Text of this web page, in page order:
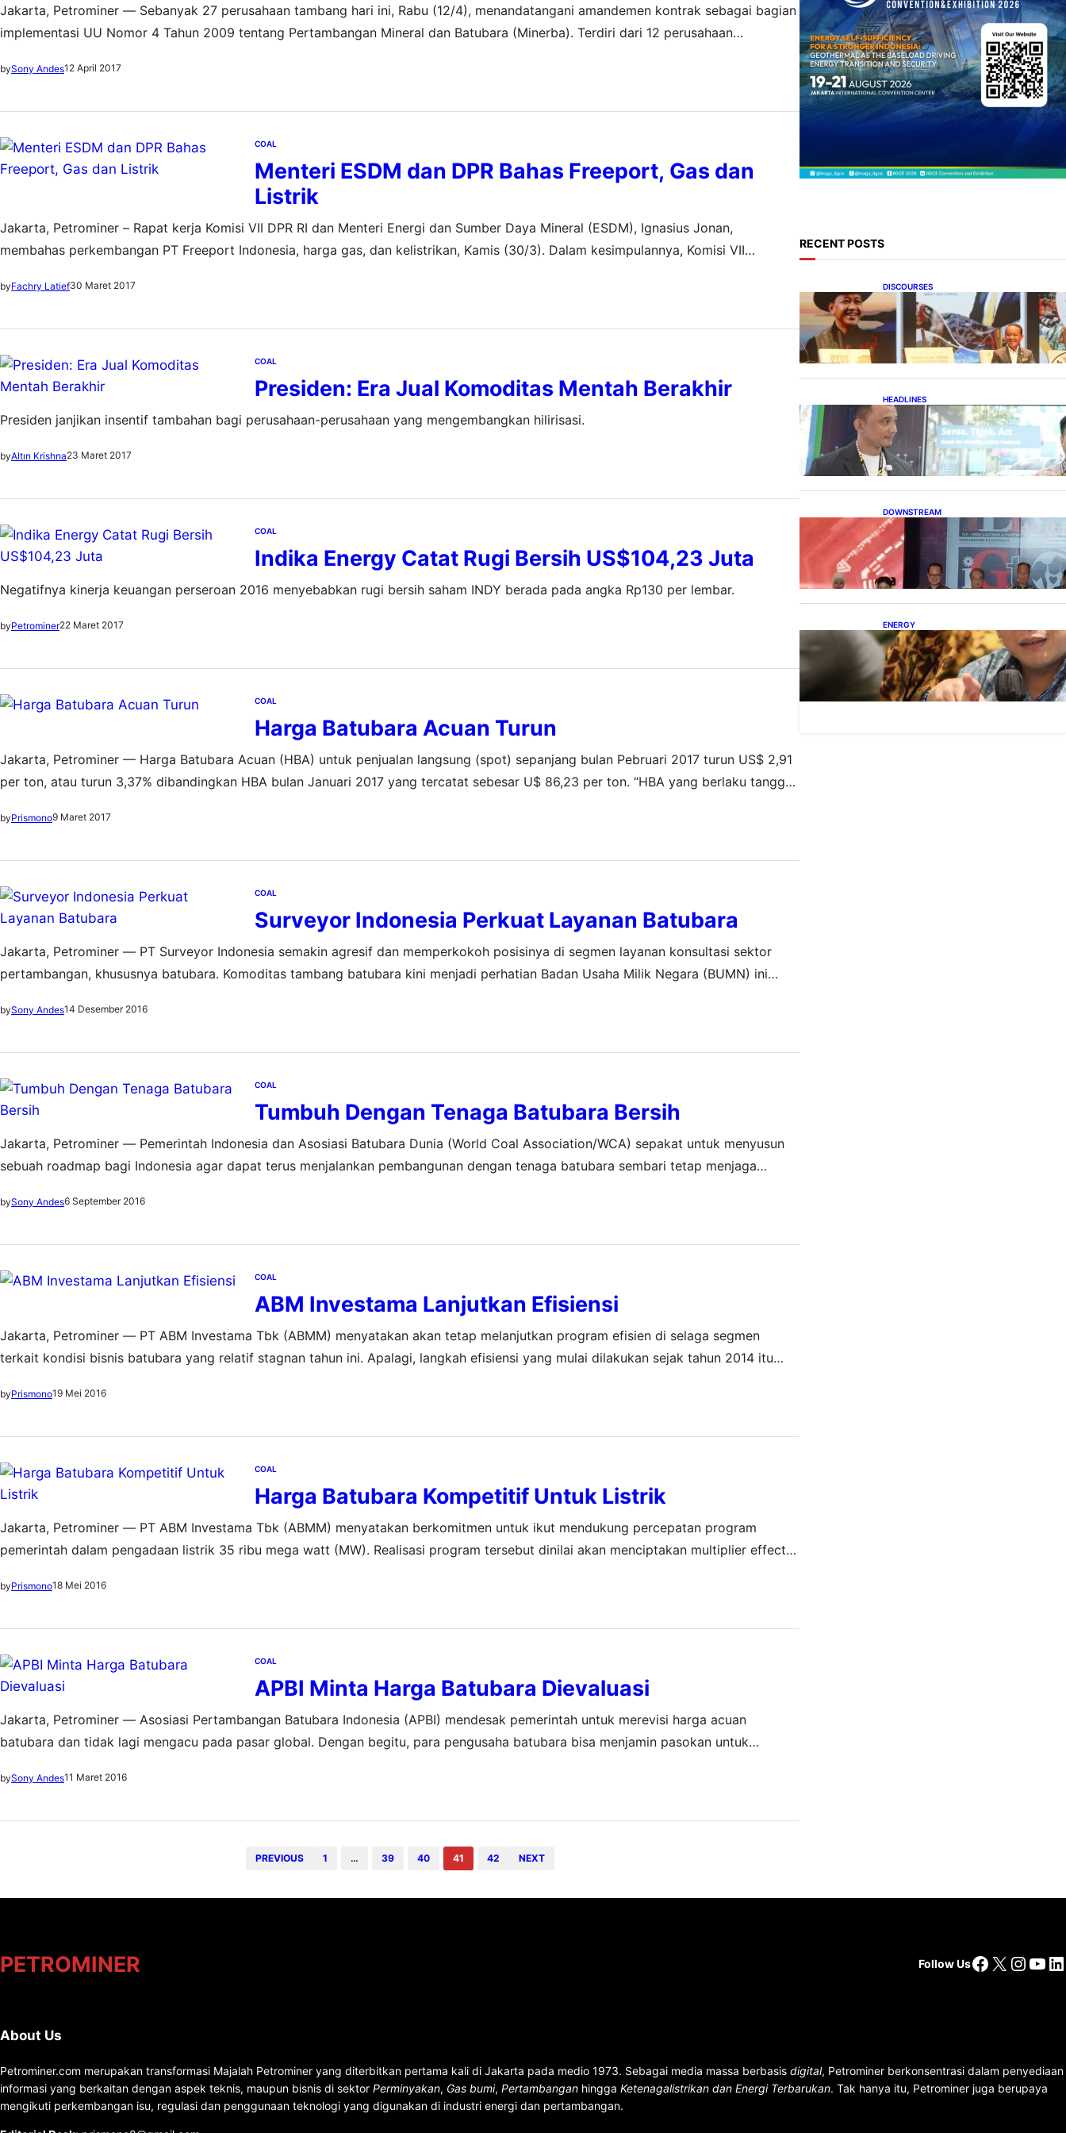
Jakarta, Petrominer — Sebanyak 27 perusahaan tambang hari ini, Rabu (12/4), menandatangani amandemen kontrak sebagai bagian
implementasi UU Nomor 4 Tahun 2009 tentang Pertambangan Mineral dan Batubara (Minerba). Terdiri dari 12 perusahaan
Dengan begitu, masih ada 44 kontrak yang belum diamandemen…
bySony Andes12 April 2017
COAL
Menteri ESDM dan DPR Bahas Freeport, Gas dan
Listrik
Jakarta, Petrominer – Rapat kerja Komisi VII DPR RI dan Menteri Energi dan Sumber Daya Mineral (ESDM), Ignasius Jonan,
membahas perkembangan PT Freeport Indonesia, harga gas, dan kelistrikan, Kamis (30/3). Dalam kesimpulannya, Komisi VII
byFachry Latief30 Maret 2017
COAL
Presiden: Era Jual Komoditas Mentah Berakhir
Presiden janjikan insentif tambahan bagi perusahaan-perusahaan yang mengembangkan hilirisasi.
byAltın Krishna23 Maret 2017
COAL
Indika Energy Catat Rugi Bersih US$104,23 Juta
Negatifnya kinerja keuangan perseroan 2016 menyebabkan rugi bersih saham INDY berada pada angka Rp130 per lembar.
byPetrominer22 Maret 2017
COAL
Harga Batubara Acuan Turun
Jakarta, Petrominer — Harga Batubara Acuan (HBA) untuk penjualan langsung (spot) sepanjang bulan Pebruari 2017 turun US$ 2,91
per ton, atau turun 3,37% dibandingkan HBA bulan Januari 2017 yang tercatat sebesar U$ 86,23 per ton. “HBA yang berlaku tanggal
byPrismono9 Maret 2017
COAL
Surveyor Indonesia Perkuat Layanan Batubara
Jakarta, Petrominer — PT Surveyor Indonesia semakin agresif dan memperkokoh posisinya di segmen layanan konsultasi sektor
pertambangan, khususnya batubara. Komoditas tambang batubara kini menjadi perhatian Badan Usaha Milik Negara (BUMN) ini
kini menjadi perhatian kami seiring dengan geliat sektor…
bySony Andes14 Desember 2016
COAL
Tumbuh Dengan Tenaga Batubara Bersih
Jakarta, Petrominer — Pemerintah Indonesia dan Asosiasi Batubara Dunia (World Coal Association/WCA) sepakat untuk menyusun
sebuah roadmap bagi Indonesia agar dapat terus menjalankan pembangunan dengan tenaga batubara sembari tetap menjaga
dan Kehutanan serta Kementerian Energi dan Sumber Daya Mineral, perwakilan WCA…
bySony Andes6 September 2016
COAL
ABM Investama Lanjutkan Efisiensi
Jakarta, Petrominer — PT ABM Investama Tbk (ABMM) menyatakan akan tetap melanjutkan program efisien di selaga segmen
terkait kondisi bisnis batubara yang relatif stagnan tahun ini. Apalagi, langkah efisiensi yang mulai dilakukan sejak tahun 2014 itu
ditekan dan beban…
byPrismono19 Mei 2016
COAL
Harga Batubara Kompetitif Untuk Listrik
Jakarta, Petrominer — PT ABM Investama Tbk (ABMM) menyatakan berkomitmen untuk ikut mendukung percepatan program
pemerintah dalam pengadaan listrik 35 ribu mega watt (MW). Realisasi program tersebut dinilai akan menciptakan multiplier effect
bisa menggerakkan sektor usaha dari…
byPrismono18 Mei 2016
COAL
APBI Minta Harga Batubara Dievaluasi
Jakarta, Petrominer — Asosiasi Pertambangan Batubara Indonesia (APBI) mendesak pemerintah untuk merevisi harga acuan
batubara dan tidak lagi mengacu pada pasar global. Dengan begitu, para pengusaha batubara bisa menjamin pasokan untuk
pembangkit listrik 35 ribu MW dipasok dari batubara, sementara…
bySony Andes11 Maret 2016
PREVIOUS 1 … 39 40 41 42 NEXT
RECENT POSTS
DISCOURSES
Bahlil Luncurkan 10 Buku
Rekam Jejak Kepemimpinan
dan Kebijakan
HEADLINES
Teknologi Keselamatan,
Penentu Baru Persaingan
Industri Otomotif
DOWNSTREAM
Terbuka, Peluang Usaha bagi
IKM Alas Kaki Lokal
ENERGY
IESR: Kepemimpinan Terpadu
jadi Kunci Percepatan PLTS 100
GW
PETROMINER Follow UsFacebook
X
About Us
Petrominer.com merupakan transformasi Majalah Petrominer yang diterbitkan pertama kali di Jakarta pada medio 1973. Sebagai media massa berbasis digital, Petrominer berkonsentrasi dalam penyediaan
informasi yang berkaitan dengan aspek teknis, maupun bisnis di sektor Perminyakan, Gas bumi, Pertambangan hingga Ketenagalistrikan dan Energi Terbarukan. Tak hanya itu, Petrominer juga berupaya
mengikuti perkembangan isu, regulasi dan penggunaan teknologi yang digunakan di industri energi dan pertambangan.